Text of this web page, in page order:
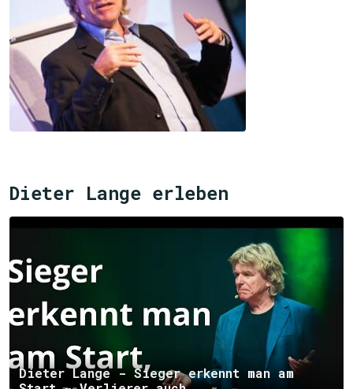
Dieter Lange erleben
Dieter Lange - Sieger erkennt man am